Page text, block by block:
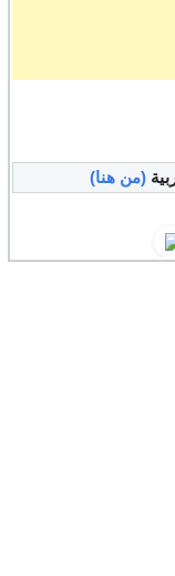
(من هنا)